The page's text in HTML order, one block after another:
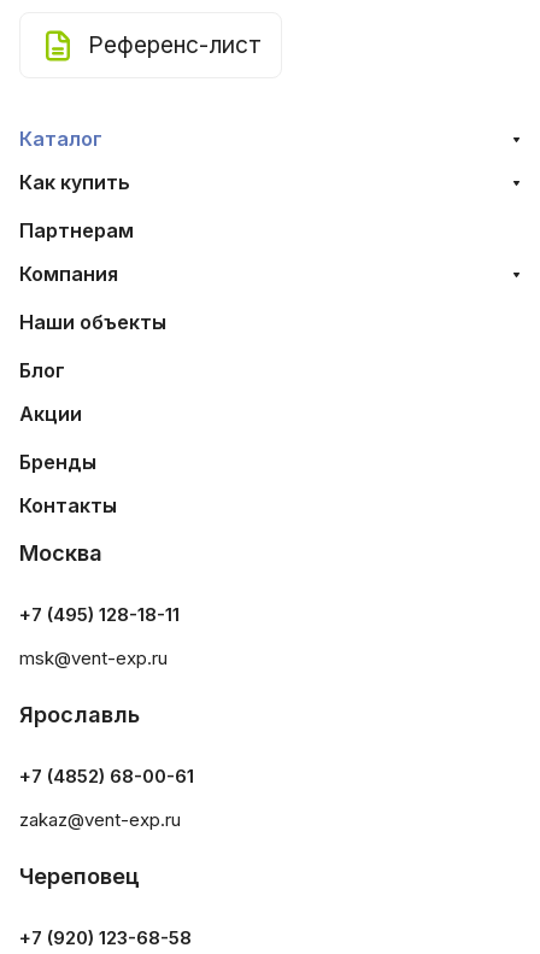
Референс-лист
Каталог
Как купить
Партнерам
Компания
Наши объекты
Блог
Акции
Бренды
Контакты
Москва
+7 (495) 128-18-11
msk@vent-exp.ru
Ярославль
+7 (4852) 68-00-61
zakaz@vent-exp.ru
Череповец
+7 (920) 123-68-58